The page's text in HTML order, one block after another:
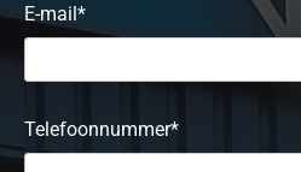
E-mail*
Telefoonnummer*